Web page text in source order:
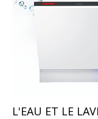
L'EAU ET LE